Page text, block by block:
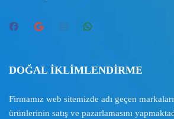
DOĞAL İKLİMLENDİRME
Firmamız web sitemizde adı geçen
ürünlerinin satış ve pazarlamasını